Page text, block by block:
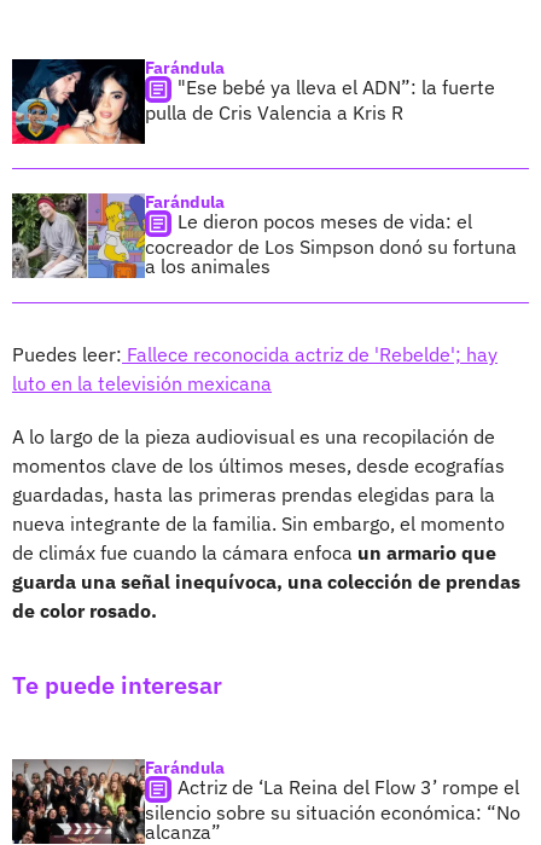
Farándula
"Ese bebé ya lleva el ADN”: la fuerte
pulla de Cris Valencia a Kris R
Farándula
Le dieron pocos meses de vida: el
cocreador de Los Simpson donó su fortuna
a los animales
Puedes leer: Fallece reconocida actriz de 'Rebelde'; hay
luto en la televisión mexicana
A lo largo de la pieza audiovisual es una recopilación de
momentos clave de los últimos meses, desde ecografías
guardadas, hasta las primeras prendas elegidas para la
nueva integrante de la familia. Sin embargo, el momento
de climáx fue cuando la cámara enfoca un armario que
guarda una señal inequívoca, una colección de prendas
de color rosado.
Te puede interesar
Farándula
Actriz de ‘La Reina del Flow 3’ rompe el
silencio sobre su situación económica: “No
alcanza”